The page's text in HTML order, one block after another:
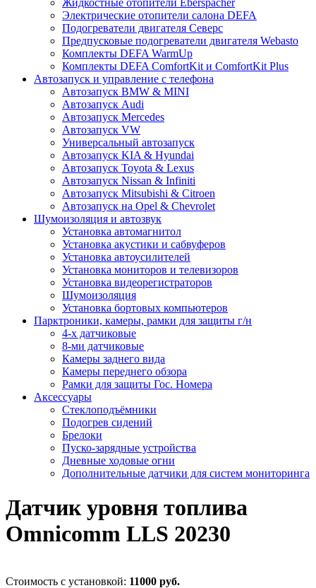
Электрические отопители салона DEFA
Подогреватели двигателя Северс
Предпусковые подогреватели двигателя Webasto
Комплекты DEFA WarmUp
Комплекты DEFA ComfortKit и ComfortKit Plus
Автозапуск и управление с телефона
Автозапуск BMW & MINI
Автозапуск Audi
Автозапуск Mercedes
Автозапуск VW
Универсальный автозапуск
Автозапуск KIA & Hyundai
Автозапуск Toyota & Lexus
Автозапуск Nissan & Infiniti
Автозапуск Mitsubishi & Citroen
Автозапуск на Opel & Chevrolet
Шумоизоляция и автозвук
Установка автомагнитол
Установка акустики и сабвуферов
Установка автоусилителей
Установка мониторов и телевизоров
Установка видеорегистраторов
Шумоизоляция
Установка бортовых компьютеров
Парктроники, камеры, рамки для защиты г/н
4-х датчиковые
8-ми датчиковые
Камеры заднего вида
Камеры переднего обзора
Рамки для защиты Гос. Номера
Аксессуары
Стеклоподъёмники
Подогрев сидений
Брелоки
Пуско-зарядные устройства
Дневные ходовые огни
Дополнительные датчики для систем мониторинга
Датчик уровня топлива
Omnicomm LLS 20230
Стоимость с установкой: 11000 руб.